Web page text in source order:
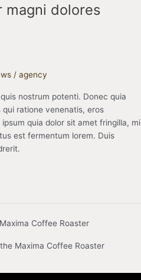
magni dolores
/ agency
nostrum potenti. Donec quia
ratione venenatis, eros
quia dolor sit amet fringilla, mi
est fermentum lorem. Duis
Maxima Coffee Roaster